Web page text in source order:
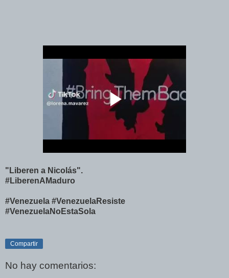
"Liberen a Nicolás".
#LiberenAMaduro
#Venezuela #VenezuelaResiste
#VenezuelaNoEstaSola
Compartir
No hay comentarios: